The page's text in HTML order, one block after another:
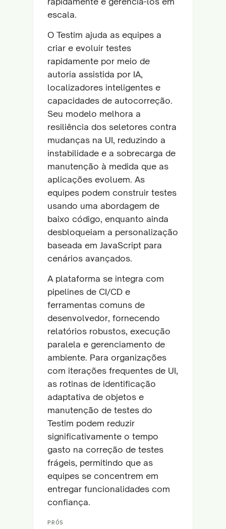
escala.
O Testim ajuda as equipes a
criar e evoluir testes
rapidamente por meio de
autoria assistida por IA,
localizadores inteligentes e
capacidades de autocorreção.
Seu modelo melhora a
resiliência dos seletores contra
mudanças na UI, reduzindo a
instabilidade e a sobrecarga de
manutenção à medida que as
aplicações evoluem. As
equipes podem construir testes
usando uma abordagem de
baixo código, enquanto ainda
desbloqueiam a personalização
baseada em JavaScript para
cenários avançados.
A plataforma se integra com
pipelines de CI/CD e
ferramentas comuns de
desenvolvedor, fornecendo
relatórios robustos, execução
paralela e gerenciamento de
ambiente. Para organizações
com iterações frequentes de UI,
as rotinas de identificação
adaptativa de objetos e
manutenção de testes do
Testim podem reduzir
significativamente o tempo
gasto na correção de testes
frágeis, permitindo que as
equipes se concentrem em
entregar funcionalidades com
confiança.
PRÓS